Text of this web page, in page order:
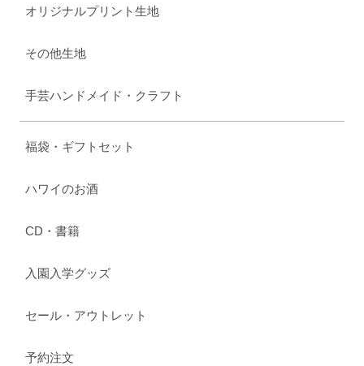
オリジナルプリント生地
その他生地
手芸ハンドメイド・クラフト
福袋・ギフトセット
ハワイのお酒
CD・書籍
入園入学グッズ
セール・アウトレット
予約注文